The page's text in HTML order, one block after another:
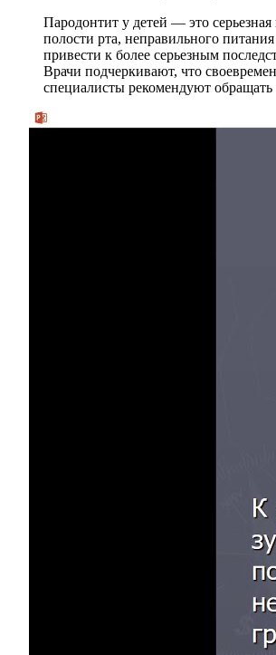
Пародонтит у детей — это
полости рта, неправильного
привести к более серьезным
Врачи подчеркивают, что
специалисты рекомендуют обращать